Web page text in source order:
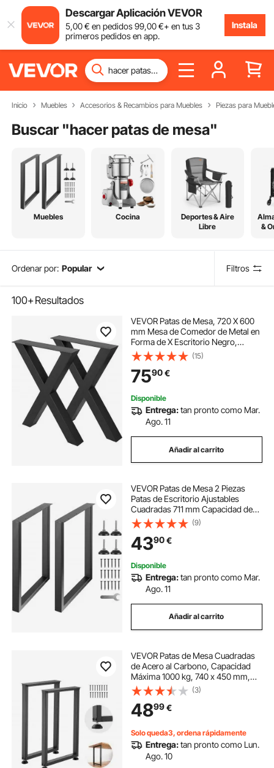
Descargar Aplicación VEVOR
5,00€ en pedidos99,00€+ en tus 3
primeros pedidos en app.
Instala
Inicio Muebles Accesorios & Recambios para Muebles Piezas para
Buscar "hacer patas de mesa"
Muebles Cocina
Deportes & Aire
Libre
&
Ordenar por: Popular Filtros
100+Resultados
VEVOR Patas de Mesa, 720 X 600
mm Mesa de Comedor de Metal en
Forma de X Escritorio Negro,
Conjunto de 2 Patas de Mesa de
Acero de Calidad, Patas para
Muebles Tienda de Café Bar de
Oficina en Casa
(15)
7590€
Disponible
Entrega:tan pronto como Mar.
Ago. 11
Añadir al carrito
VEVOR Patas de Mesa 2 Piezas
Patas de Escritorio Ajustables
Cuadradas 711 mm Capacidad de
Carga 454 kg de Acero Sólido
Patas de Muebles con Muchos
Accesorios para Hogar, Oficina,
Comedor, Negro
(9)
4390€
Disponible
Entrega:tan pronto como Mar.
Ago. 11
Añadir al carrito
VEVOR Patas de Mesa Cuadradas
de Acero al Carbono, Capacidad
Máxima 1000 kg, 740 x 450 mm,
Negro, Juego de 2 Patas con Kit de
Herrajes para Muebles, Escritorio,
Banco de Trabajo, Mesa de Bar y
Oficina
(3)
4899€
Solo queda3, ordena rápidamente
Entrega:tan pronto como Lun.
Ago. 10